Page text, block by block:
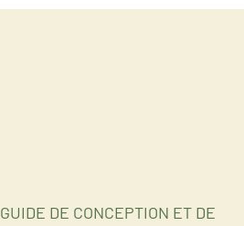
GUIDE DE CONCEPTION ET DE